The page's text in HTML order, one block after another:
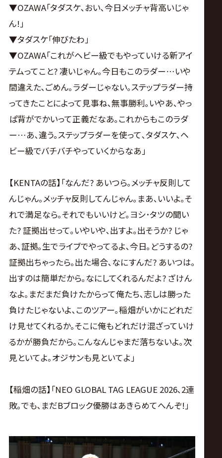
▼OZAWA｢タダスケ､おい､今日メッチャ背高いじゃ
ん!｣
▼タダスケ｢伸びたわ｣
▼OZAWA｢これがヘビー級でもやっていける新アイ
テムってこと? 凄いじゃん｡今日もこのラダー…いや
間違えた､ごめん｡ラダーじゃない｡ステップラダー持
ってきたことによって見事ね､無事勝利｡いやあ､やっ
ぱ背がでかいって正義だなあ｡これからもこのラダ
ー…あ､違う｡ステップラダーを使って､タダスケ､ヘ
ビー級でバチバチやっていくからなあ｣
【KENTAの話】｢なんだ? あいつら｡メッチャ反則して
んじゃん｡メッチャ反則してんじゃん｡まあ､いいよ｡そ
れで満足なら｡それでもいいけど｡ヨシ･タツの聞い
た? 証拠出せって｡いやいや､出すよ｡出そうか? じゃ
あ､証拠｡生でライブでやってるよ､今日｡どうするの?
証拠出ちゃったら｡出た場合､なにすんだ? あいつは｡
出すのは簡単だから｡なにしてくれるんだよ? ざけん
なよ｡まだまだ負けたからって俺たち､志しは勝った
負けたじゃないよ､このツアー｡稲畑がいかにどれだ
け見せてくれるか｡そこに俺もどれだけ混ざっていけ
るかが勝負だから｡こんなんじゃまだ落ちないよ｡次
見といてよ｡オジサンも見といてよ｣
【稲畑の話】｢NEO GLOBAL TAG LEAGUE 2026､2連
敗｡でも､まだBブロック優勝はあきらめてへんぞ!｣